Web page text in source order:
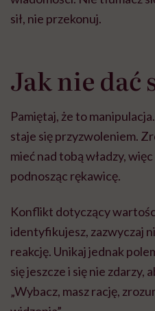
sił, nie przekonuj.
Jak nie dać
Pamiętaj, że to
staje się przyzwoleniem.
mieć nad tobą władzy,
podnosząc rękawicę.
Konflikt dotyczący
identyfikujesz, zazwyczaj
reakcję. Unikaj jednak
się jeszcze i się nie zdarzy,
„Wybacz, masz rację,